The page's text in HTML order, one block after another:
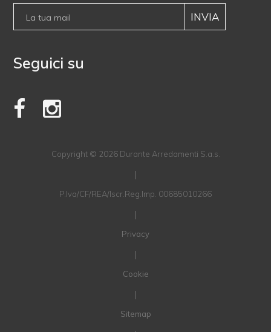
Seguici su
Copyright © 2026 Durante Arredamenti S.a.s.
|
P.Iva/CF/REA/Iscr.Reg.Imp. 00685010266
|
Privacy
|
Cookie
|
Sitemap